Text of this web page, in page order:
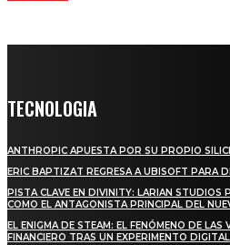
TECNOLOGIA
ANTHROPIC APUESTA POR SU PROPIO
ERIC BAPTIZAT REGRESA A UBISOFT PARA
PISTA CLAVE EN DIVINITY: LARIAN STUDIOS
COMO EL ANTAGONISTA PRINCIPAL DEL
EL ENIGMA DE STEAM: EL FENÓMENO DE LAS
FINANCIERO TRAS UN EXPERIMENTO DIGITAL